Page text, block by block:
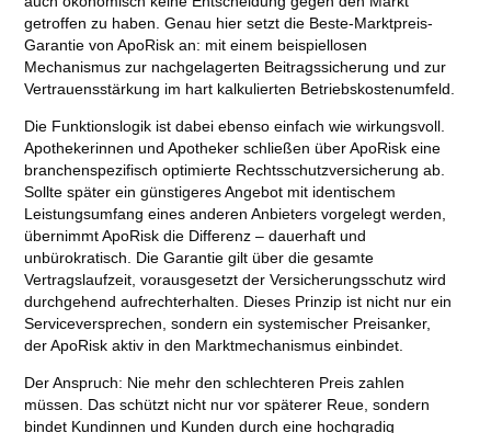
getroffen zu haben. Genau hier setzt die Beste-Marktpreis-
Garantie von ApoRisk an: mit einem beispiellosen
Mechanismus zur nachgelagerten Beitragssicherung und zur
Vertrauensstärkung im hart kalkulierten Betriebskostenumfeld.
Die Funktionslogik ist dabei ebenso einfach wie wirkungsvoll.
Apothekerinnen und Apotheker schließen über ApoRisk eine
branchenspezifisch optimierte Rechtsschutzversicherung ab.
Sollte später ein günstigeres Angebot mit identischem
Leistungsumfang eines anderen Anbieters vorgelegt werden,
übernimmt ApoRisk die Differenz – dauerhaft und
unbürokratisch. Die Garantie gilt über die gesamte
Vertragslaufzeit, vorausgesetzt der Versicherungsschutz wird
durchgehend aufrechterhalten. Dieses Prinzip ist nicht nur ein
Serviceversprechen, sondern ein systemischer Preisanker,
der ApoRisk aktiv in den Marktmechanismus einbindet.
Der Anspruch: Nie mehr den schlechteren Preis zahlen
müssen. Das schützt nicht nur vor späterer Reue, sondern
bindet Kundinnen und Kunden durch eine hochgradig